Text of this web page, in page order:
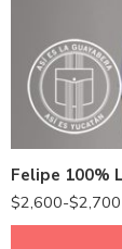
Felipe 100%
$2,600-$2,700
Beige
Berenjena
Durazno
Blanco